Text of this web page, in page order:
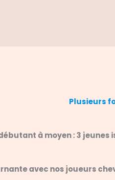
Plusieurs
à moyen : 3 jeunes
avec nos joueurs